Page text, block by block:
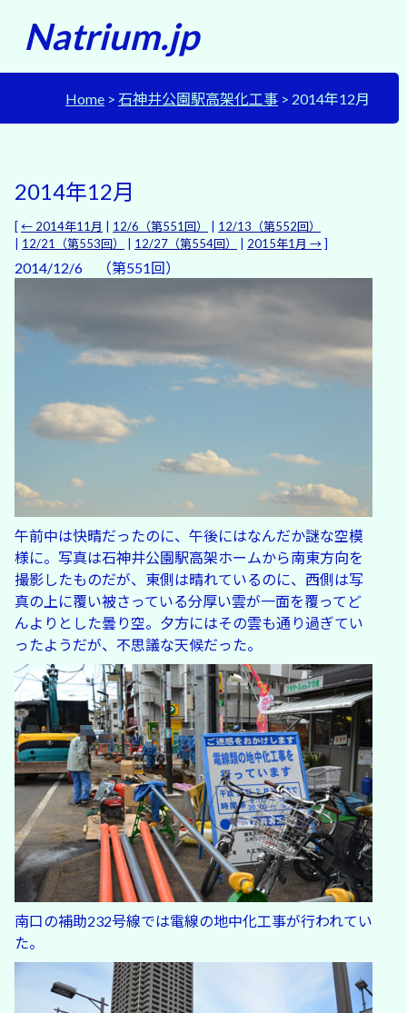
Natrium.jp
Home 石神井公園駅高架化工事 2014年12月
2014年12月
[← 2014年11月 12/6（第551回）
12/13（第552回）
12/21（第553回） 12/27（第554回） 2015年1月 →]
2014/12/6 （第551回）
午前中は快晴だったのに、午後にはなんだか謎な空模
様に。写真は石神井公園駅高架ホームから南東方向を
撮影したものだが、東側は晴れているのに、西側は写
真の上に覆い被さっている分厚い雲が一面を覆ってど
んよりとした曇り空。夕方にはその雲も通り過ぎてい
ったようだが、不思議な天候だった。
南口の補助232号線では電線の地中化工事が行われてい
た。